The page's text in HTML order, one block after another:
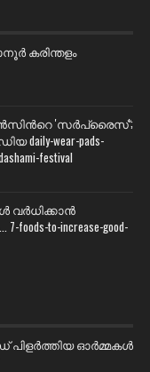
കരിന്തളം
'സര്‍പ്രൈസ്';
wear-pads-
festival
വര്‍ധിക്കാന്‍
to-increase-good-
പിളർത്തിയ ഓർമ്മകൾ